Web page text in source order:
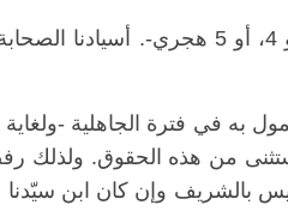
أقول: ما زال -ولغاية سنة 3، أو 4،
به في فترة الجاهلية -
مستثنى من هذه الحقوق.
بالشريف وإن كان ابن